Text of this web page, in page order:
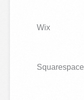
Wix
Squarespace